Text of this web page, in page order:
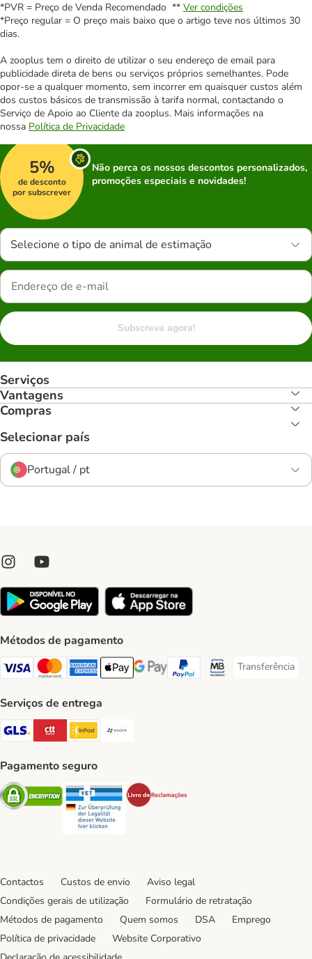
*PVR = Preço de Venda Recomendado ** Ver condições
*Preço regular = O preço mais baixo que o artigo teve nos últimos 30
dias.
A zooplus tem o direito de utilizar o seu endereço de email para
publicidade direta de bens ou serviços próprios semelhantes. Pode
opor-se a qualquer momento, sem incorrer em quaisquer custos além
dos custos básicos de transmissão à tarifa normal, contactando o
Serviço de Apoio ao Cliente da zooplus. Mais informações na
nossa Política de Privacidade
5%
de desconto
por subscrever
Não perca os nossos descontos personalizados,
promoções especiais e novidades!
Selecione o tipo de animal de estimação
Subscreva agora!
Serviços
Vantagens
Compras
Selecionar país
Portugal / pt
Métodos de pagamento
Visa Payment Method
Mastercard Payment Method
American Express Payment Method
Apple Pay Payment Method
Google Pay Payment Method
PayPal Payment Method
Multibanco Payment
Transferência
Transferência
Serviços de entrega
GLS Shipping Method
CTTExpress Shipping Method
InPost Shipping Method
Pagamento seguro
Security Security
Contactos Custos de envio
Aviso legal
Condições gerais de utilização
Formulário de retratação
Métodos de pagamento
Quem somos DSA
Emprego
Política de privacidade
Website Corporativo